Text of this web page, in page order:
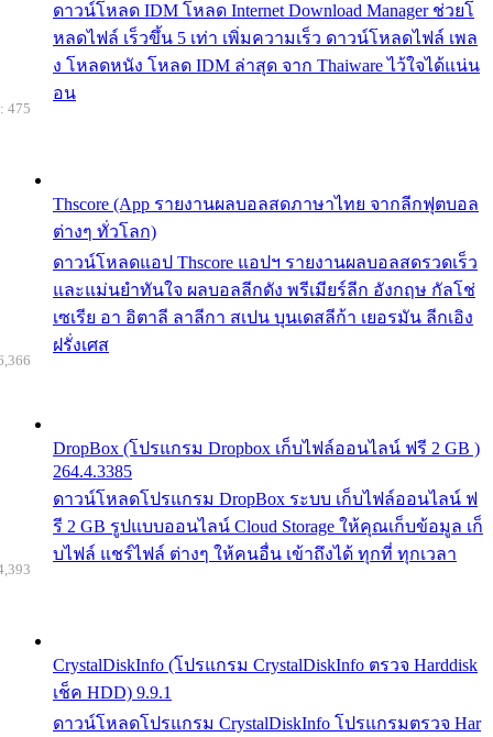
ดาวน์โหลด IDM โหลด Internet Download Manager ช่วยโ
หลดไฟล์ เร็วขึ้น 5 เท่า เพิ่มความเร็ว ดาวน์โหลดไฟล์ เพล
ง โหลดหนัง โหลด IDM ล่าสุด จาก Thaiware ไว้ใจได้แน่น
อน
Thscore (App รายงานผลบอลสดภาษาไทย จากลีกฟุตบอล
ต่างๆ ทั่วโลก)
ดาวน์โหลดแอป Thscore แอปฯ รายงานผลบอลสดรวดเร็ว
และแม่นยำทันใจ ผลบอลลีกดัง พรีเมียร์ลีก อังกฤษ กัลโช่
เซเรีย อา อิตาลี ลาลีกา สเปน บุนเดสลีก้า เยอรมัน ลีกเอิง
ฝรั่งเศส
475
DropBox (โปรแกรม Dropbox เก็บไฟล์ออนไลน์ ฟรี 2 GB )
264.4.3385
ดาวน์โหลดโปรแกรม DropBox ระบบ เก็บไฟล์ออนไลน์ ฟ
รี 2 GB รูปแบบออนไลน์ Cloud Storage ให้คุณเก็บข้อมูล เก็
บไฟล์ แชร์ไฟล์ ต่างๆ ให้คนอื่น เข้าถึงได้ ทุกที่ ทุกเวลา
CrystalDiskInfo (โปรแกรม CrystalDiskInfo ตรวจ Harddisk
เช็ค HDD) 9.9.1
ดาวน์โหลดโปรแกรม CrystalDiskInfo โปรแกรมตรวจ Har